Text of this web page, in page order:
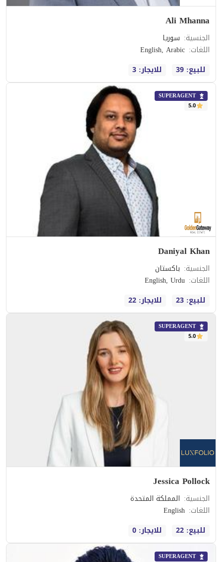
Ali Mhanna
الجنسية: سوريا
اللغات:
English, Arabic
للبيع: 39
للايجار: 3
SUPERAGENT
5.0
Daniyal Khan
الجنسية: باكستان
اللغات:
English, Urdu
للبيع: 23
للايجار: 22
SUPERAGENT
5.0
Jessica Pollock
الجنسية: المملكة المتحدة
اللغات:
English
للبيع: 22
للايجار: 0
SUPERAGENT